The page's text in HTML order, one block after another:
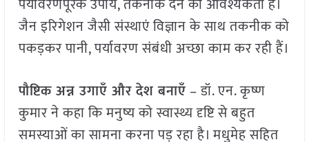
पर्यावरणपूरक उपाय, तकनीक देने की आवश्यकता है।
जैन इरिगेशन जैसी संस्थाएं विज्ञान के साथ तकनीक को
पकड़कर पानी, पर्यावरण संबंधी अच्छा काम कर रही हैं।
पौष्टिक अन्न उगाएँ और देश बनाएँ – डॉ. एन. कृष्ण
कुमार ने कहा कि मनुष्य को स्वास्थ्य दृष्टि से बहुत
समस्याओं का सामना करना पड़ रहा है। मधुमेह सहित